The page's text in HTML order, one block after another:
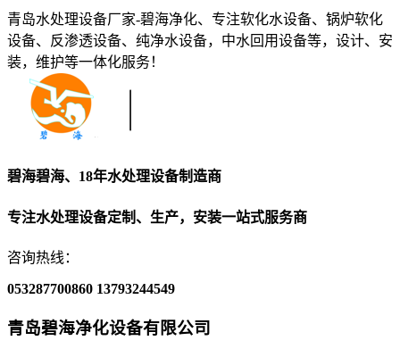
青岛水处理设备厂家-碧海净化、专注软化水设备、锅炉软化
设备、反渗透设备、纯净水设备，中水回用设备等，设计、安
装，维护等一体化服务！
碧海碧海、18年水处理设备制造商
专注水处理设备定制、生产，安装一站式服务商
咨询热线：
053287700860 13793244549
青岛碧海净化设备有限公司